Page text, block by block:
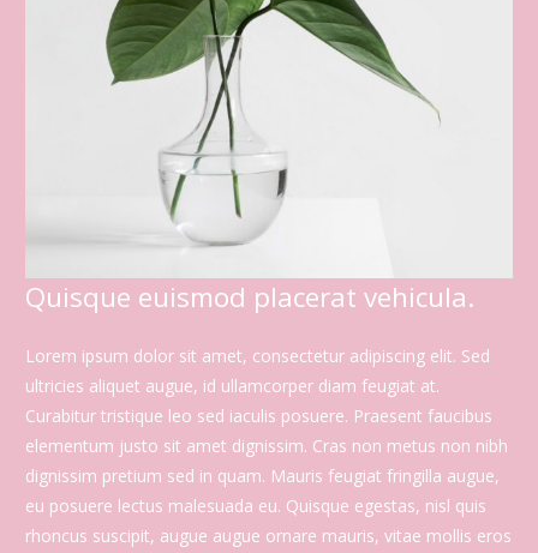
Quisque euismod placerat vehicula.
Lorem ipsum dolor sit amet, consectetur adipiscing elit. Sed
ultricies aliquet augue, id ullamcorper diam feugiat at.
Curabitur tristique leo sed iaculis posuere. Praesent faucibus
elementum justo sit amet dignissim. Cras non metus non nibh
dignissim pretium sed in quam. Mauris feugiat fringilla augue,
eu posuere lectus malesuada eu. Quisque egestas, nisl quis
rhoncus suscipit, augue augue ornare mauris, vitae mollis eros